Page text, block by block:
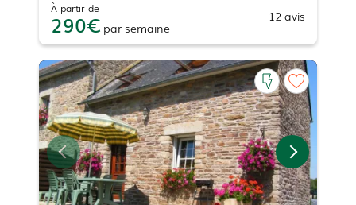
À partir de
290 par semaine
12 avis